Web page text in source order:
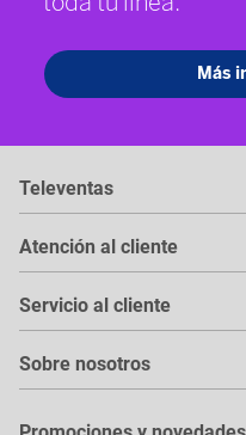
Televentas
Atención al cliente
Servicio al cliente
Sobre nosotros